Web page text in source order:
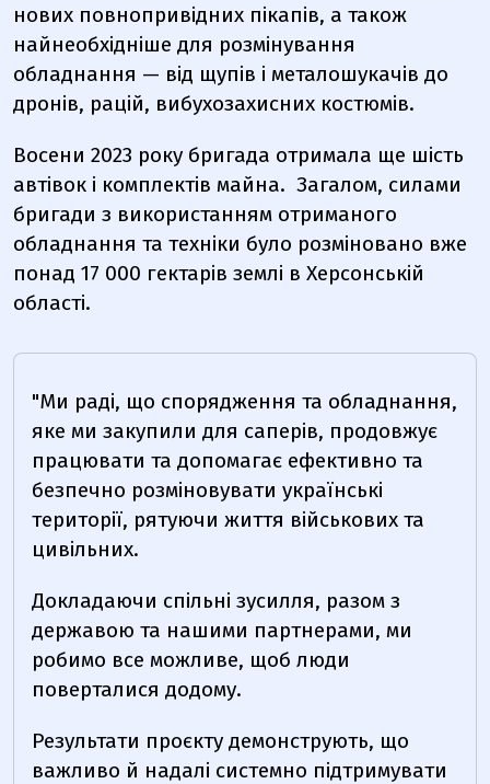
нових повнопривідних пікапів, а також
найнеобхідніше для розмінування
обладнання — від щупів і металошукачів до
дронів, рацій, вибухозахисних костюмів.
Восени 2023 року бригада отримала ще шість
автівок і комплектів майна. Загалом, силами
бригади з використанням отриманого
обладнання та техніки було розміновано вже
понад 17 000 гектарів землі в Херсонській
області.
"Ми раді, що спорядження та обладнання,
яке ми закупили для саперів, продовжує
працювати та допомагає ефективно та
безпечно розміновувати українські
території, рятуючи життя військових та
цивільних.
Докладаючи спільні зусилля, разом з
державою та нашими партнерами, ми
робимо все можливе, щоб люди
поверталися додому.
Результати проєкту демонструють, що
важливо й надалі системно підтримувати